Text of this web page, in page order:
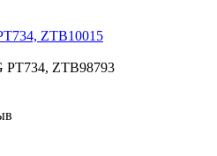
ZTB10015
PT734, ZTB98793